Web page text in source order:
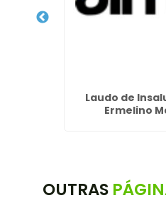
Laudo de
Ermelino
OUTRAS